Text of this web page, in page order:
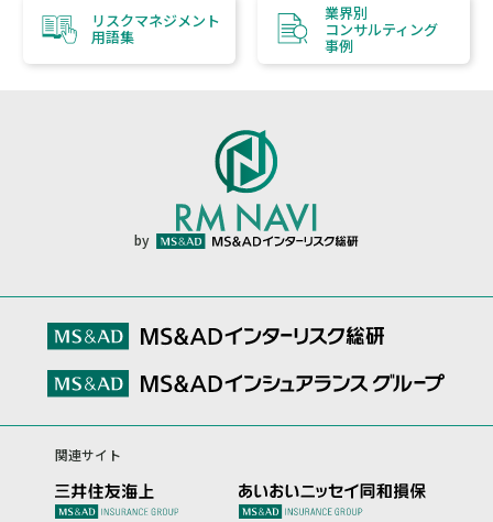
リスクマネジメント
用語集
業界別
コンサルティング
事例
by
関連サイト